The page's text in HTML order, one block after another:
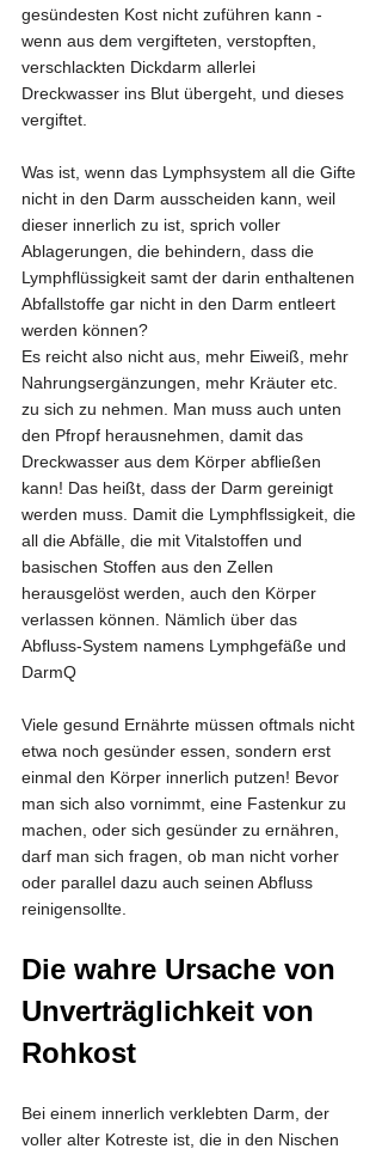
gesündesten Kost nicht zuführen kann -
wenn aus dem vergifteten, verstopften,
verschlackten Dickdarm allerlei
Dreckwasser ins Blut übergeht, und dieses
vergiftet.
Was ist, wenn das Lymphsystem all die Gifte
nicht in den Darm ausscheiden kann, weil
dieser innerlich zu ist, sprich voller
Ablagerungen, die behindern, dass die
Lymphflüssigkeit samt der darin enthaltenen
Abfallstoffe gar nicht in den Darm entleert
werden können?
Es reicht also nicht aus, mehr Eiweiß, mehr
Nahrungsergänzungen, mehr Kräuter etc.
zu sich zu nehmen. Man muss auch unten
den Pfropf herausnehmen, damit das
Dreckwasser aus dem Körper abfließen
kann! Das heißt, dass der Darm gereinigt
werden muss. Damit die Lymphflssigkeit, die
all die Abfälle, die mit Vitalstoffen und
basischen Stoffen aus den Zellen
herausgelöst werden, auch den Körper
verlassen können. Nämlich über das
Abfluss-System namens Lymphgefäße und
DarmQ
Viele gesund Ernährte müssen oftmals nicht
etwa noch gesünder essen, sondern erst
einmal den Körper innerlich putzen! Bevor
man sich also vornimmt, eine Fastenkur zu
machen, oder sich gesünder zu ernähren,
darf man sich fragen, ob man nicht vorher
oder parallel dazu auch seinen Abfluss
reinigensollte.
Die wahre Ursache von
Unverträglichkeit von
Rohkost
Bei einem innerlich verklebten Darm, der
voller alter Kotreste ist, die in den Nischen